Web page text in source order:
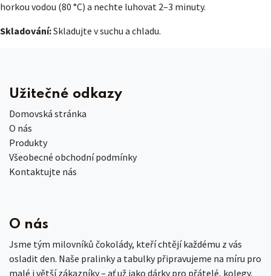
horkou vodou (80 °C) a nechte luhovat 2–3 minuty.
Skladování:Skladujte v suchu a chladu.
Užitečné odkazy
Domovská stránka
O nás
Produkty
Všeobecné obchodní podmínky
Kontaktujte nás
O nás
Jsme tým milovníků čokolády, kteří chtějí každému z vás
osladit den. Naše pralinky a tabulky připravujeme na míru pro
malé i větší zákazníky – ať už jako dárky pro přátelé, kolegy,